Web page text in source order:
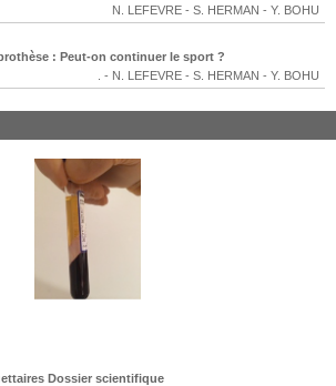
N. LEFEVRE - S. HERMAN - Y. BOHU
: Peut-on continuer le sport ?
- N. LEFEVRE - S. HERMAN - Y. BOHU
Dossier scientifique